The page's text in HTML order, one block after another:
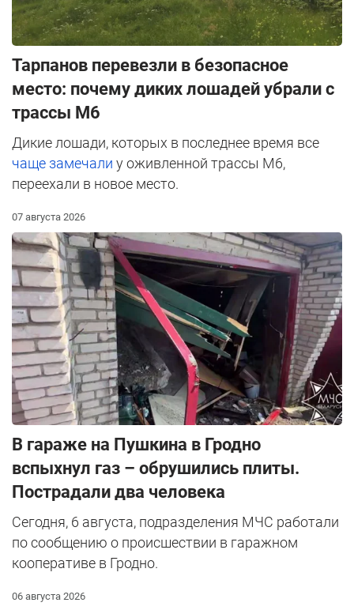
Тарпанов перевезли в безопасное
место: почему диких лошадей убрали с
трассы М6
Дикие лошади, которых в последнее время все
чаще замечали у оживленной трассы М6,
переехали в новое место.
07 августа 2026
В гараже на Пушкина в Гродно
вспыхнул газ – обрушились плиты.
Пострадали два человека
Сегодня, 6 августа, подразделения МЧС работали
по сообщению о происшествии в гаражном
кооперативе в Гродно.
06 августа 2026